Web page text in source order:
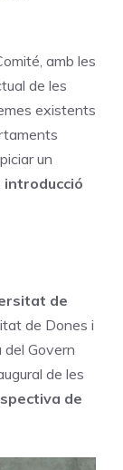
amb les
de les
existents
un
introducció
de
de Dones i
del Govern
de les
de